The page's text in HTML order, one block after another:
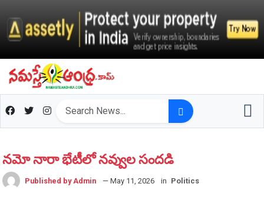
న‌మో నారా భేటీలో న‌వ్వుల సంద‌డి
Published by Admin — May 11, 2026 in Politics